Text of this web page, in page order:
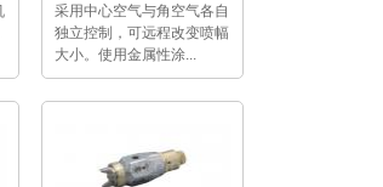
采用中心空气与角空气各自
独立控制，可远程改变喷幅
大小。使用金属性涂...